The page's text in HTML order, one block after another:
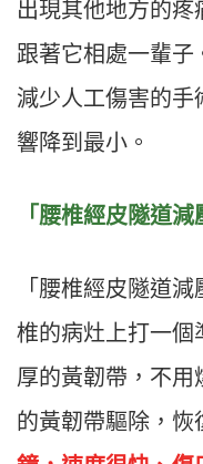
出現其他地方的
跟著它相處一輩子
減少人工傷害的手
響降到最小。
「腰椎經皮隧道
「腰椎經皮隧道
椎的病灶上打一個
厚的黃韌帶，不用
的黃韌帶驅除，恢